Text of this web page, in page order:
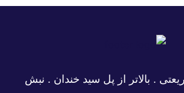
. بالاتر از پل سید خندان . نبش